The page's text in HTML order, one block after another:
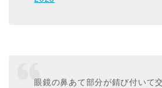
眼鏡の鼻あて部分が錆び付いて